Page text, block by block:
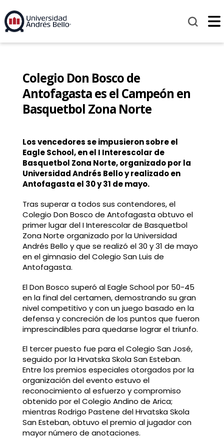
Colegio Don Bosco de
Antofagasta es el Campeón en
Basquetbol Zona Norte
Los vencedores se impusieron sobre el
Eagle School, en el I Interescolar de
Basquetbol Zona Norte, organizado por la
Universidad Andrés Bello y realizado en
Antofagasta el 30 y 31 de mayo.
Tras superar a todos sus contendores, el
Colegio Don Bosco de Antofagasta obtuvo el
primer lugar del I Interescolar de Basquetbol
Zona Norte organizado por la Universidad
Andrés Bello y que se realizó el 30 y 31 de mayo
en el gimnasio del Colegio San Luis de
Antofagasta.
El Don Bosco superó al Eagle School por 50-45
en la final del certamen, demostrando su gran
nivel competitivo y con un juego basado en la
defensa y concreción de los puntos que fueron
imprescindibles para quedarse lograr el triunfo.
El tercer puesto fue para el Colegio San José,
seguido por la Hrvatska Skola San Esteban.
Entre los premios especiales otorgados por la
organización del evento estuvo el
reconocimiento al esfuerzo y compromiso
obtenido por el Colegio Andino de Arica;
mientras Rodrigo Pastene del Hrvatska Skola
San Esteban, obtuvo el premio al jugador con
mayor número de anotaciones.